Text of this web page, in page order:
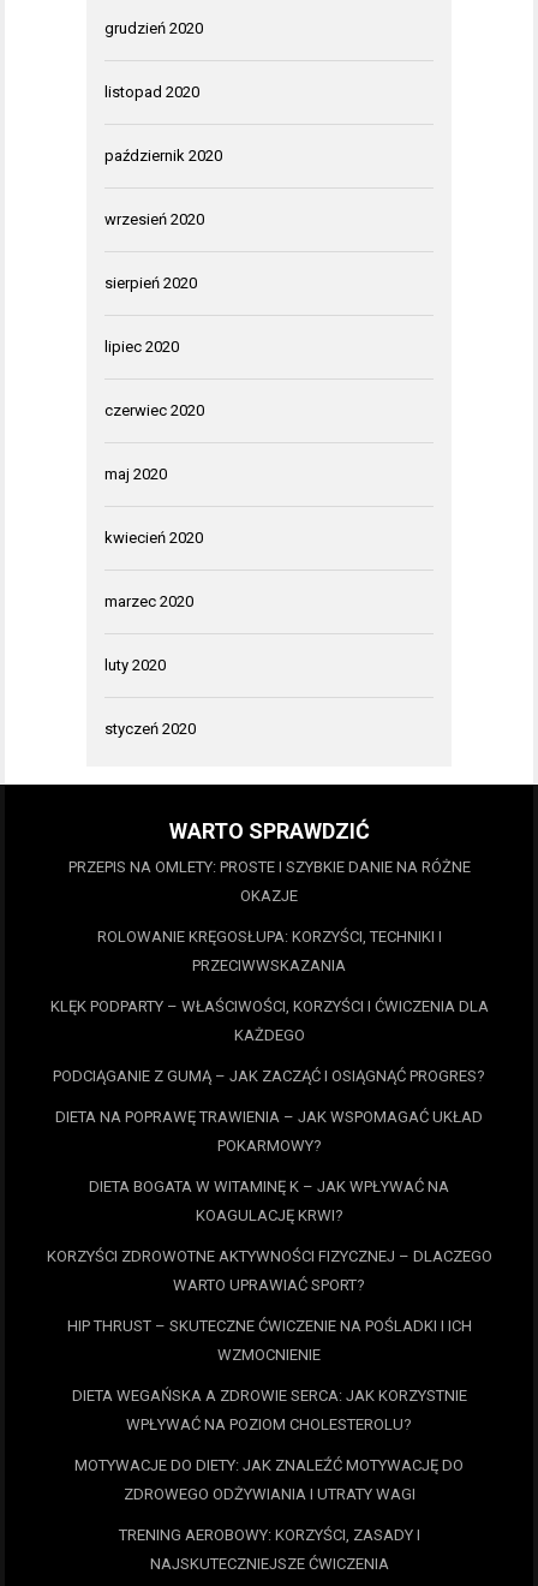
grudzień 2020
listopad 2020
październik 2020
wrzesień 2020
sierpień 2020
lipiec 2020
czerwiec 2020
maj 2020
kwiecień 2020
marzec 2020
luty 2020
styczeń 2020
WARTO SPRAWDZIĆ
PRZEPIS NA OMLETY: PROSTE I SZYBKIE DANIE NA RÓŻNE
OKAZJE
ROLOWANIE KRĘGOSŁUPA: KORZYŚCI, TECHNIKI I
PRZECIWWSKAZANIA
KLĘK PODPARTY – WŁAŚCIWOŚCI, KORZYŚCI I ĆWICZENIA DLA
KAŻDEGO
PODCIĄGANIE Z GUMĄ – JAK ZACZĄĆ I OSIĄGNĄĆ PROGRES?
DIETA NA POPRAWĘ TRAWIENIA – JAK WSPOMAGAĆ UKŁAD
POKARMOWY?
DIETA BOGATA W WITAMINĘ K – JAK WPŁYWAĆ NA
KOAGULACJĘ KRWI?
KORZYŚCI ZDROWOTNE AKTYWNOŚCI FIZYCZNEJ – DLACZEGO
WARTO UPRAWIAĆ SPORT?
HIP THRUST – SKUTECZNE ĆWICZENIE NA POŚLADKI I ICH
WZMOCNIENIE
DIETA WEGAŃSKA A ZDROWIE SERCA: JAK KORZYSTNIE
WPŁYWAĆ NA POZIOM CHOLESTEROLU?
MOTYWACJE DO DIETY: JAK ZNALEŹĆ MOTYWACJĘ DO
ZDROWEGO ODŻYWIANIA I UTRATY WAGI
TRENING AEROBOWY: KORZYŚCI, ZASADY I
NAJSKUTECZNIEJSZE ĆWICZENIA